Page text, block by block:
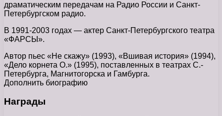
драматическим передачам на Радио России и Санкт-
Петербургском радио.
В 1991-2003 годах — актер Санкт-Петербургского театра
«ФАРСЫ».
Автор пьес «Не скажу» (1993), «Вшивая история» (1994),
«Дело корнета О.» (1995), поставленных в театрах С.-
Петербурга, Магнитогорска и Гамбурга.
Дополнить биографию
Награды